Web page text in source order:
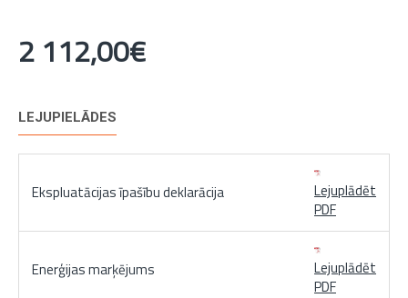
2 112,00€
LEJUPIELĀDES
Ekspluatācijas īpašību deklarācija
Lejuplādēt
PDF
Enerģijas marķējums
Lejuplādēt
PDF